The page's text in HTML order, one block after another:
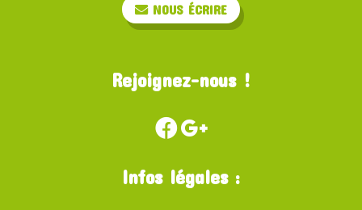
NOUS ÉCRIRE
Rejoignez-nous !
Infos légales :